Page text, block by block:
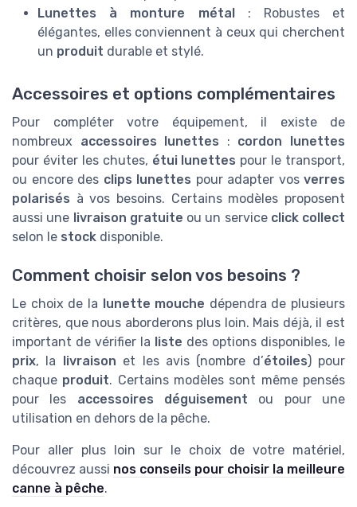
Lunettes à monture métal: Robustes et
élégantes, elles conviennent à ceux qui cherchent
un produit durable et stylé.
Accessoires et options complémentaires
Pour compléter votre équipement, il existe de
nombreux accessoires lunettes : cordon lunettes
pour éviter les chutes, étui lunettes pour le transport,
ou encore des clips lunettes pour adapter vos verres
polarisés à vos besoins. Certains modèles proposent
aussi une livraison gratuite ou un service click collect
selon le stock disponible.
Comment choisir selon vos besoins ?
Le choix de la lunette mouche dépendra de plusieurs
critères, que nous aborderons plus loin. Mais déjà, il est
important de vérifier la liste des options disponibles, le
prix, la livraison et les avis (nombre d’étoiles) pour
chaque produit. Certains modèles sont même pensés
pour les accessoires déguisement ou pour une
utilisation en dehors de la pêche.
Pour aller plus loin sur le choix de votre matériel,
découvrez aussi nos conseils pour choisir la meilleure
canne à pêche.